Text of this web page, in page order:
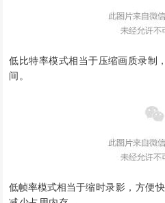
低比特率模式相当于压缩画质录制
间。
低帧率模式相当于缩时录影，方便